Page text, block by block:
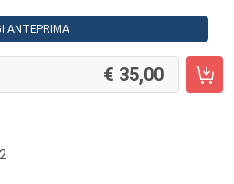
ANTEPRIMA
35,00